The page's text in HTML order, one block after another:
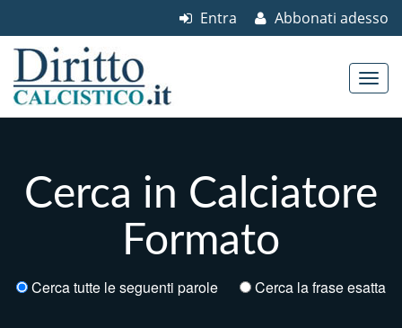
Abbonati adesso
Entra
Cerca in Calciatore
Formato
Cerca tutte le seguenti parole Cerca la frase esatta